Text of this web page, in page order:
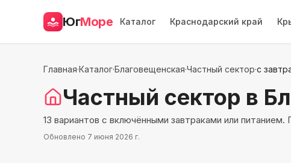
ЮгМоре Каталог Краснодарский край
Главная·Каталог·Благовещенская·Частный сектор·с
Частный сектор в
13 вариантов с включёнными завтраками или
Обновлено 7 июня 2026 г.
1649м до моря